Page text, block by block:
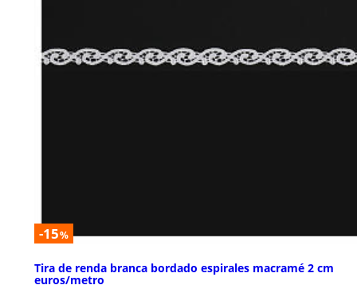
-15%
Tira de renda branca bordado espirales macramé 2 cm
euros/metro